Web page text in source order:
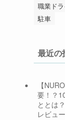
職業ド
駐車
最近の
【
要！？
ととは
レビュー